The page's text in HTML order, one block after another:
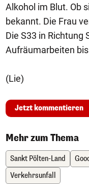
Alkohol im Blut. Ob
bekannt. Die Frau
Die S33 in Richtung
Aufräumarbeiten
(Lie)
Jetzt kommentieren
Mehr zum Thema
Sankt Pölten-Land
Verkehrsunfall